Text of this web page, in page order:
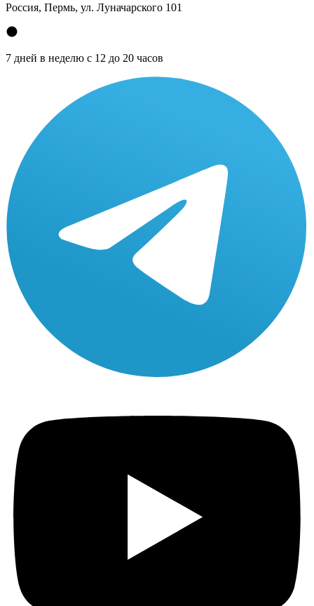
Россия, Пермь, ул. Луначарского 101
7 дней в неделю с 12 до 20 часов